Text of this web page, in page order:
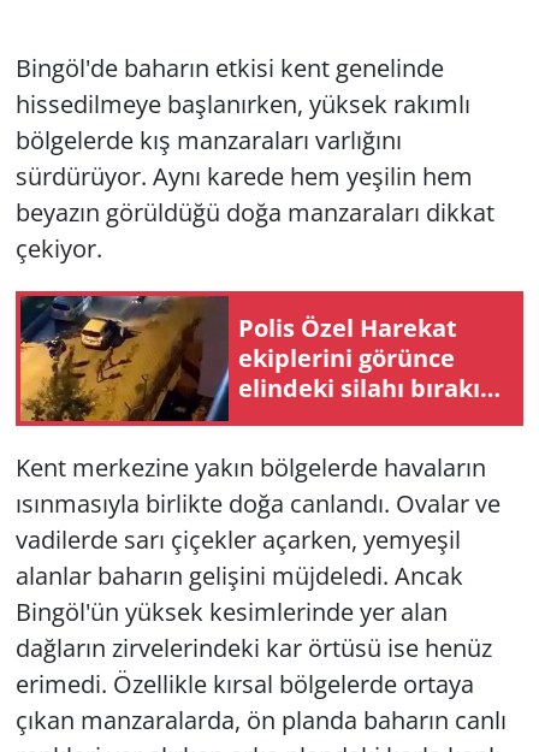
Bingöl'de baharın etkisi kent genelinde
hissedilmeye başlanırken, yüksek rakımlı
bölgelerde kış manzaraları varlığını
sürdürüyor. Aynı karede hem yeşilin hem
beyazın görüldüğü doğa manzaraları dikkat
çekiyor.
Polis Özel Harekat
ekiplerini görünce
elindeki silahı bırakıp
teslim oldu
Kent merkezine yakın bölgelerde havaların
ısınmasıyla birlikte doğa canlandı. Ovalar ve
vadilerde sarı çiçekler açarken, yemyeşil
alanlar baharın gelişini müjdeledi. Ancak
Bingöl'ün yüksek kesimlerinde yer alan
dağların zirvelerindeki kar örtüsü ise henüz
erimedi. Özellikle kırsal bölgelerde ortaya
çıkan manzaralarda, ön planda baharın canlı